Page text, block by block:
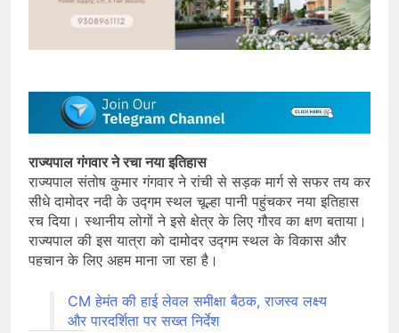
राज्यपाल गंगवार ने रचा नया इतिहास
राज्यपाल संतोष कुमार गंगवार ने रांची से सड़क मार्ग से सफर तय कर
सीधे दामोदर नदी के उद्गम स्थल चूल्हा पानी पहुंचकर नया इतिहास
रच दिया। स्थानीय लोगों ने इसे क्षेत्र के लिए गौरव का क्षण बताया।
राज्यपाल की इस यात्रा को दामोदर उद्गम स्थल के विकास और
पहचान के लिए अहम माना जा रहा है।
CM हेमंत की हाई लेवल समीक्षा बैठक, राजस्व लक्ष्य
और पारदर्शिता पर सख्त निर्देश